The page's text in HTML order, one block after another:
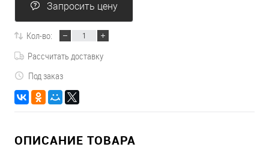
Запросить цену
Кол-во:
Рассчитать доставку
Под заказ
ОПИСАНИЕ ТОВАРА